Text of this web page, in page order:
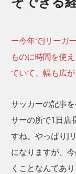
ー今年でJリーガ
ものに時間を使
ていて、幅も広
サッカーの記事
サーの所で1日店
すね。やっぱりJ
になりますが、
くことなんてあ